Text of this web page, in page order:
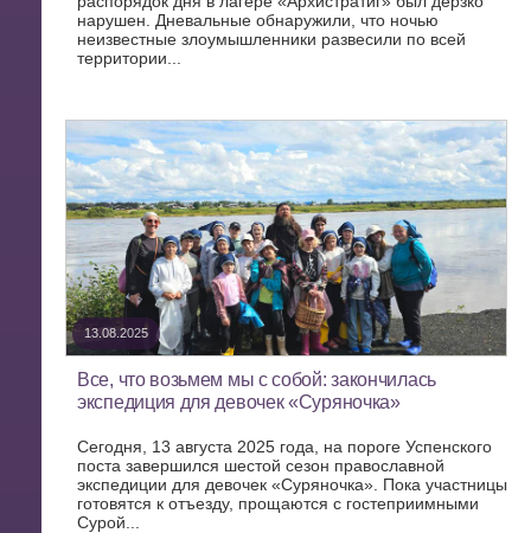
нарушен. Дневальные обнаружили, что ночью
неизвестные злоумышленники развесили по всей
территории...
13.08.2025
Все, что возьмем мы с собой: закончилась
экспедиция для девочек «Суряночка»
Сегодня, 13 августа 2025 года, на пороге Успенского
поста завершился шестой сезон православной
экспедиции для девочек «Суряночка». Пока участницы
готовятся к отъезду, прощаются с гостеприимными
Сурой...